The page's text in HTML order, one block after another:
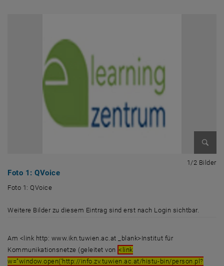
Bild
1/2 Bilder
Foto 1: QVoice
Foto 1: QVoice
Weitere Bilder zu diesem Eintrag sind erst nach Login sichtbar.
Am <link http: www.ikn.tuwien.ac.at _blank>Institut für
Kommunikationsnetze (geleitet von <link
w="window.open('http://info.zv.tuwien.ac.at/histu-bin/person.pl?